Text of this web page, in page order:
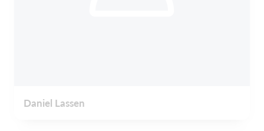
Daniel Lassen